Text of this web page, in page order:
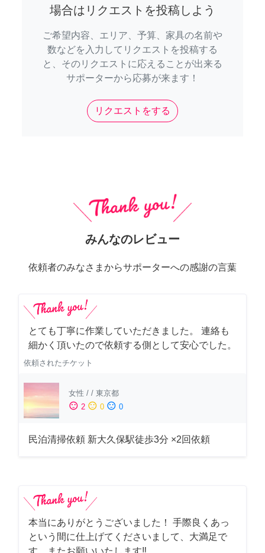
場合はリクエストを投稿しよう
ご希望内容、エリア、予算、家具の名前や
数などを入力してリクエストを投稿する
と、そのリクエストに応えることが出来る
サポーターから応募が来ます！
リクエストをする
みんなのレビュー
依頼者のみなさまからサポーターへの感謝の言葉
とても丁寧に作業していただきました。 連絡も
細かく頂いたので依頼する側として安心でした。
依頼されたチケット
女性 / / 東京都
sentiment_satisfied 2 sentiment_neutral 0 sentiment_dissatisfied 0
民泊清掃依頼 新大久保駅徒歩3分 ×2回依頼
本当にありがとうございました！ 手際良くあっ
という間に仕上げてくださいまして、大満足で